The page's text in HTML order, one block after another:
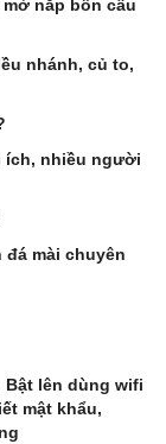
nắp bồn cầu
nhánh, củ to,
nhiều người
đá mài chuyên
lên dùng wifi
mật khẩu,